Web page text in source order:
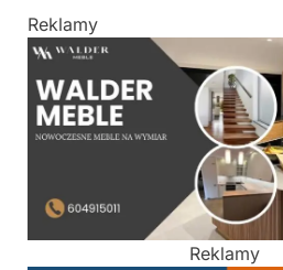
Reklamy
Reklamy